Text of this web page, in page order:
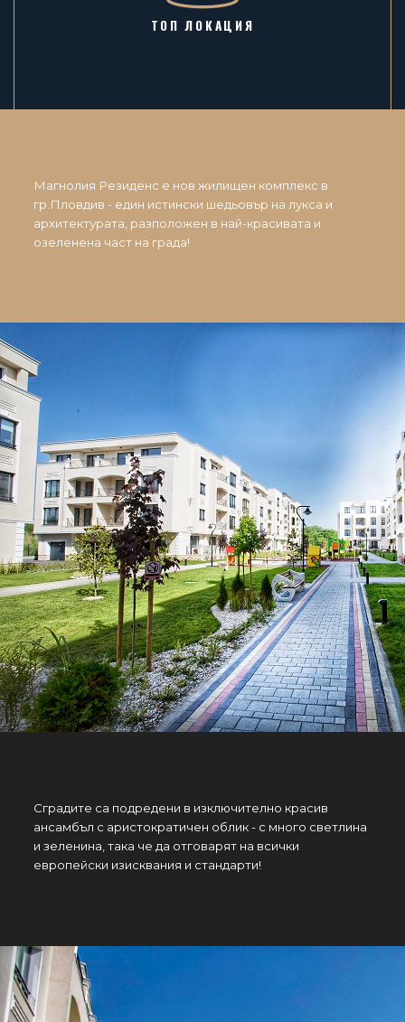
ТОП ЛОКАЦИЯ
Магнолия Резиденс е нов жилищен комплекс в
гр.Пловдив - един истински шедьовър на лукса и
архитектурата, разположен в най-красивата и
озеленена част на града!
Сградите са подредени в изключително красив
ансамбъл с аристократичен облик - с много светлина
и зеленина, така че да отговарят на всички
европейски изисквания и стандарти!